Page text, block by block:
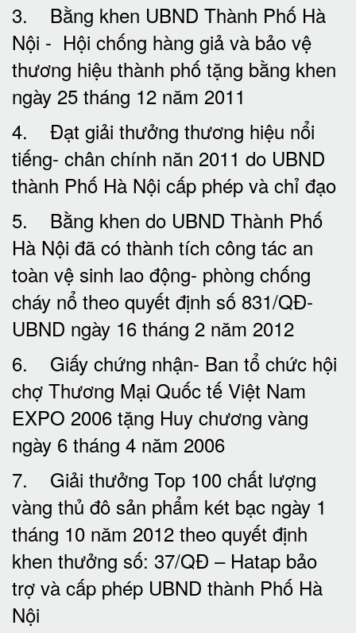
3. Bằng khen UBND Thành Phố Hà
Nội - Hội chống hàng giả và bảo vệ
thương hiệu thành phố tặng bằng khen
ngày 25 tháng 12 năm 2011
4. Đạt giải thưởng thương hiệu nổi
tiếng- chân chính năn 2011 do UBND
thành Phố Hà Nội cấp phép và chỉ đạo
5. Bằng khen do UBND Thành Phố
Hà Nội đã có thành tích công tác an
toàn vệ sinh lao động- phòng chống
cháy nổ theo quyết định số 831/QĐ-
UBND ngày 16 tháng 2 năm 2012
6. Giấy chứng nhận- Ban tổ chức hội
chợ Thương Mại Quốc tế Việt Nam
EXPO 2006 tặng Huy chương vàng
ngày 6 tháng 4 năm 2006
7. Giải thưởng Top 100 chất lượng
vàng thủ đô sản phẩm két bạc ngày 1
tháng 10 năm 2012 theo quyết định
khen thưởng số: 37/QĐ – Hatap bảo
trợ và cấp phép UBND thành Phố Hà
Nội